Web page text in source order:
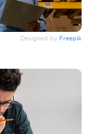
Designed by Freepik